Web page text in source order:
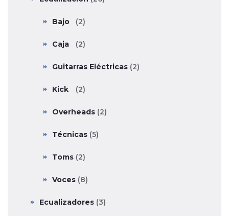
Bajo (2)
Caja (2)
Guitarras Eléctricas (2)
Kick (2)
Overheads (2)
Técnicas (5)
Toms (2)
Voces (8)
Ecualizadores (3)